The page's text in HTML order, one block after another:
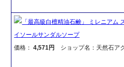
「最高級白檀精油石鹸」 ミレニア
イソールサンダルソープ
価格：4,571円 ショップ名：天然石ア